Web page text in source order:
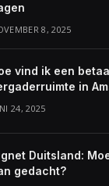
8, 2025
vind ik een
in
24, 2025
Duitsland:
gedacht?